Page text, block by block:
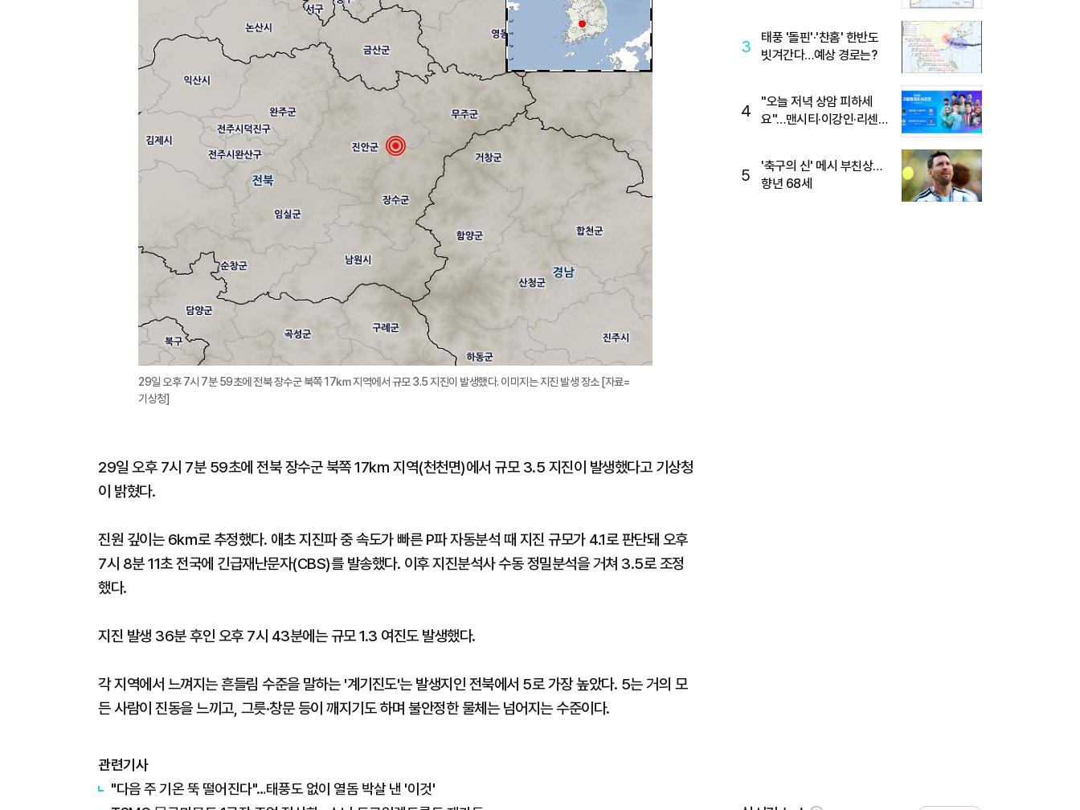
대
29일 오후 7시 7분 59초에 전북 장수군 북쪽 17㎞ 지역에서 규모 3.5 지진이 발생했다. 이미지는 지진 발생 장소 [자료=
기상청]
29일 오후 7시 7분 59초에 전북 장수군 북쪽 17㎞ 지역(천천면)에서 규모 3.5 지진이 발생했다고 기상청
이 밝혔다.
진원 깊이는 6㎞로 추정했다. 애초 지진파 중 속도가 빠른 P파 자동분석 때 지진 규모가 4.1로 판단돼 오후
7시 8분 11초 전국에 긴급재난문자(CBS)를 발송했다. 이후 지진분석사 수동 정밀분석을 거쳐 3.5로 조정
했다.
지진 발생 36분 후인 오후 7시 43분에는 규모 1.3 여진도 발생했다.
각 지역에서 느껴지는 흔들림 수준을 말하는 '계기진도'는 발생지인 전북에서 5로 가장 높았다. 5는 거의 모
든 사람이 진동을 느끼고, 그릇·창문 등이 깨지기도 하며 불안정한 물체는 넘어지는 수준이다.
관련기사
"다음 주 기온 뚝 떨어진다"…태풍도 없이 열돔 박살 낸 '이것'
3
태풍 '돌핀'·'찬홈' 한반도
빗겨간다…예상 경로는?
4
"오늘 저녁 상암 피하세
요"…맨시티·이강인·리센느
5
'축구의 신' 메시 부친상…
향년 68세